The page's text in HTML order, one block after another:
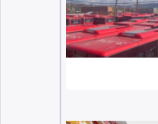
Livetv.mn